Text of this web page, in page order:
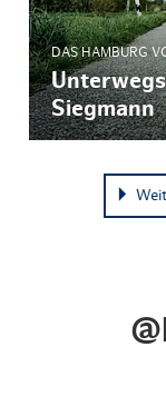
DAS HAMBURG
Siegmann